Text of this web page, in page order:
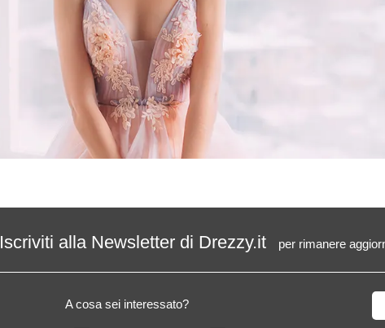
Iscriviti alla Newsletter di Drezzy.it per rimanere
A cosa sei interessato?